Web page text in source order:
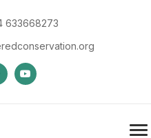
633668273